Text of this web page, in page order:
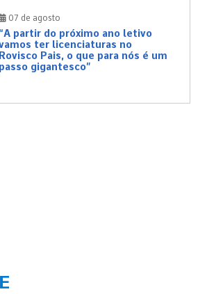
07 de agosto
“A partir do próximo ano letivo
ter licenciaturas no
Rovisco Pais, o que para nós é um
passo gigantesco”